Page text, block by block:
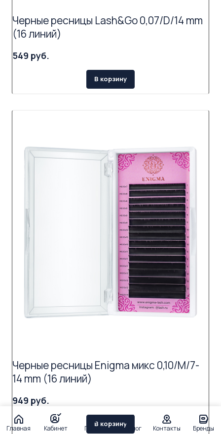
Черные ресницы Lash&Go 0,07/D/14 mm
(16 линий)
549 руб.
В корзину
Черные ресницы Enigma микс 0,10/M/7-
14 mm (16 линий)
949 руб.
В корзину
Главная Кабинет Поиск Каталог Контакты Бренды